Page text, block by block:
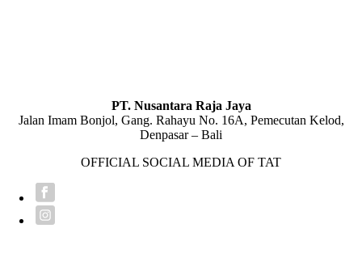
PT. Nusantara Raja Jaya
Jalan Imam Bonjol, Gang. Rahayu No. 16A, Pemecutan Kelod,
Denpasar – Bali
OFFICIAL SOCIAL MEDIA OF TAT